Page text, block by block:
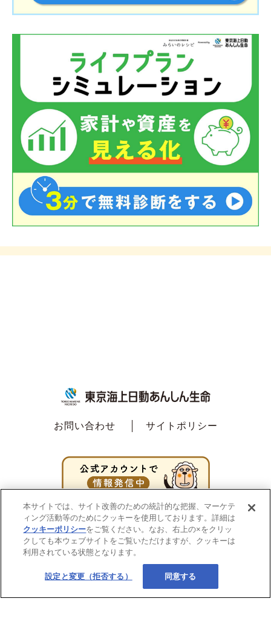
お問い合わせ サイトポリシー
本サイトでは、サイト改善のための統計的な把握、マーケテ
ィング活動等のためにクッキーを使用しております。詳細は
クッキーポリシーをご覧ください。なお、右上の×をクリッ
クしても本ウェブサイトをご覧いただけますが、クッキーは
利用されている状態となります。
設定と変更（拒否する） 同意する